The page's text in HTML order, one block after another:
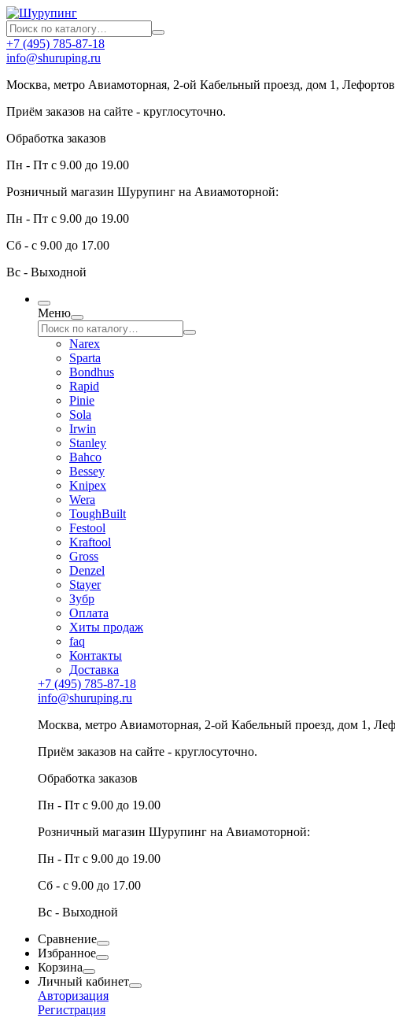
+7 (495) 785-87-18
info@shuruping.ru
Москва, метро Авиамоторная, 2-ой Кабельный проезд, дом 1,
Приём заказов на сайте - круглосуточно.
Обработка заказов
Пн - Пт с 9.00 до 19.00
Розничный магазин Шурупинг на Авиамоторной:
Пн - Пт с 9.00 до 19.00
Сб - с 9.00 до 17.00
Вс - Выходной
Меню
Narex
Sparta
Bondhus
Rapid
Pinie
Sola
Irwin
Stanley
Bahco
Bessey
Knipex
Wera
ToughBuilt
Festool
Kraftool
Gross
Denzel
Stayer
Зубр
Оплата
Хиты продаж
faq
Контакты
Доставка
+7 (495) 785-87-18
info@shuruping.ru
Москва, метро Авиамоторная, 2-ой Кабельный проезд, дом 1,
Приём заказов на сайте - круглосуточно.
Обработка заказов
Пн - Пт с 9.00 до 19.00
Розничный магазин Шурупинг на Авиамоторной:
Пн - Пт с 9.00 до 19.00
Сб - с 9.00 до 17.00
Вс - Выходной
Сравнение
Избранное
Корзина
Личный кабинет
Авторизация
Регистрация